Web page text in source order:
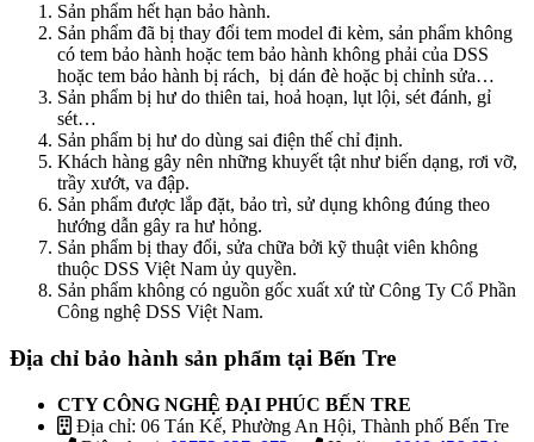
Sản phẩm hết hạn bảo hành.
Sản phẩm đã bị thay đổi tem model đi kèm, sản phẩm không
có tem bảo hành hoặc tem bảo hành không phải của DSS
hoặc tem bảo hành bị rách, bị dán đè hoặc bị chỉnh sửa…
Sản phẩm bị hư do thiên tai, hoả hoạn, lụt lội, sét đánh, gỉ
sét…
Sản phẩm bị hư do dùng sai điện thế chỉ định.
Khách hàng gây nên những khuyết tật như biến dạng, rơi vỡ,
trầy xướt, va đập.
Sản phẩm được lắp đặt, bảo trì, sử dụng không đúng theo
hướng dẫn gây ra hư hỏng.
Sản phẩm bị thay đổi, sửa chữa bởi kỹ thuật viên không
thuộc DSS Việt Nam ủy quyền.
Sản phẩm không có nguồn gốc xuất xứ từ Công Ty Cổ Phần
Công nghệ DSS Việt Nam.
Địa chỉ bảo hành sản phẩm tại Bến Tre
CTY CÔNG NGHỆ ĐẠI PHÚC BẾN TRE
Địa chỉ: 06 Tán Kế, Phường An Hội, Thành phố Bến Tre